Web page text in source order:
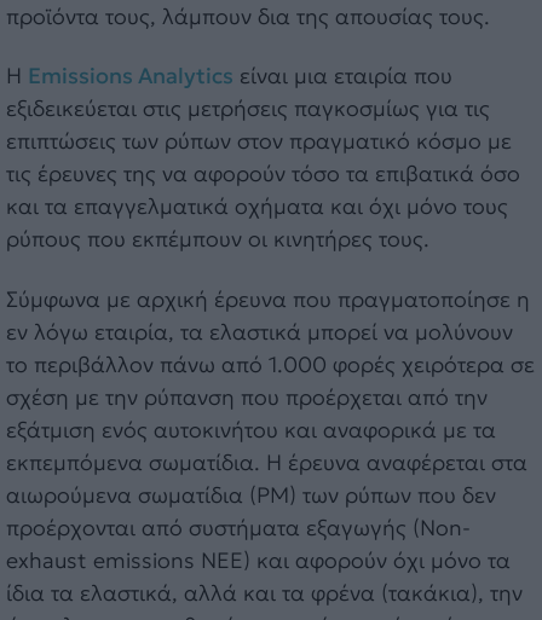
προϊόντα τους, λάμπουν δια της απουσίας τους.
Η Emissions Analytics είναι μια εταιρία που
εξιδεικεύεται στις μετρήσεις παγκοσμίως για τις
επιπτώσεις των ρύπων στον πραγματικό κόσμο με
τις έρευνες της να αφορούν τόσο τα επιβατικά όσο
και τα επαγγελματικά οχήματα και όχι μόνο τους
ρύπους που εκπέμπουν οι κινητήρες τους.
Σύμφωνα με αρχική έρευνα που πραγματοποίησε η
εν λόγω εταιρία, τα ελαστικά μπορεί να μολύνουν
το περιβάλλον πάνω από 1.000 φορές χειρότερα σε
σχέση με την ρύπανση που προέρχεται από την
εξάτμιση ενός αυτοκινήτου και αναφορικά με τα
εκπεμπόμενα σωματίδια. Η έρευνα αναφέρεται στα
αιωρούμενα σωματίδια (PM) των ρύπων που δεν
προέρχονται από συστήματα εξαγωγής (Non-
exhaust emissions NEE) και αφορούν όχι μόνο τα
ίδια τα ελαστικά, αλλά και τα φρένα (τακάκια), την